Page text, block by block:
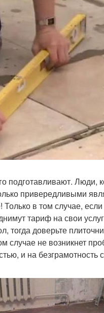
подготавливают. Люди,
привередливыми
в том случае, если
тариф на свои
тогда доверьте
не возникнет
и на безграмотность